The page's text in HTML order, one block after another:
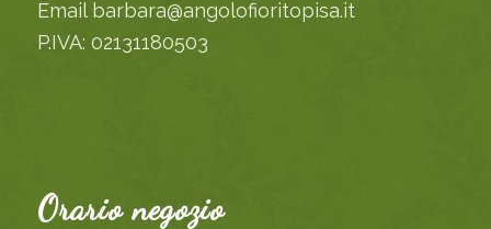
Email barbara@angolofioritopisa.it
P.IVA: 02131180503
Orario negozio